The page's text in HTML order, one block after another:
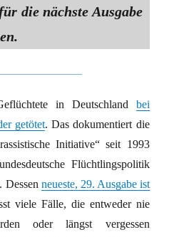
die nächste Ausgabe
in Deutschland bei
getötet. Das dokumentiert die
Initiative“ seit 1993
Flüchtlingspolitik
Dessen neueste, 29. Ausgabe ist
viele Fälle, die entweder nie
oder längst vergessen